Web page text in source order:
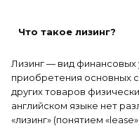
Что такое лизинг?
Лизинг — вид финансовых
приобретения основных
других товаров
английском языке нет
«лизинг» (понятием